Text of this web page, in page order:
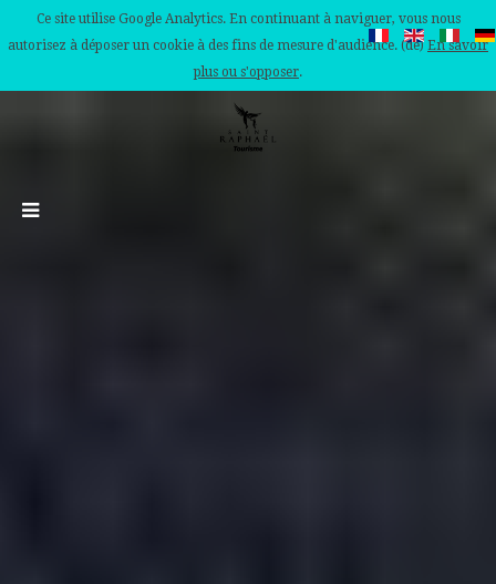
Ce site utilise Google Analytics. En continuant à naviguer, vous nous
autorisez à déposer un cookie à des fins de mesure d'audience. (de) En savoir
plus ou s'opposer.